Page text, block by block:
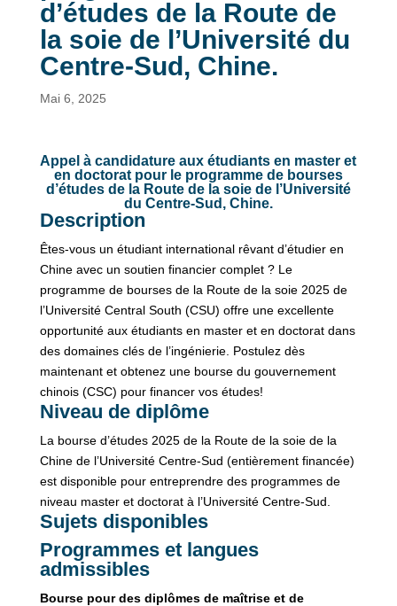
d’études de la Route de
la soie de l’Université du
Centre-Sud, Chine.
Mai 6, 2025
Appel à candidature aux étudiants en master et
en doctorat pour le programme de bourses
d’études de la Route de la soie de l’Université
du Centre-Sud, Chine.
Description
Êtes-vous un étudiant international rêvant d’étudier en
Chine avec un soutien financier complet ? Le
programme de bourses de la Route de la soie 2025 de
l’Université Central South (CSU) offre une excellente
opportunité aux étudiants en master et en doctorat dans
des domaines clés de l’ingénierie. Postulez dès
maintenant et obtenez une bourse du gouvernement
chinois (CSC) pour financer vos études!
Niveau de diplôme
La bourse d’études 2025 de la Route de la soie de la
Chine de l’Université Centre-Sud (entièrement financée)
est disponible pour entreprendre des programmes de
niveau master et doctorat à l’Université Centre-Sud.
Sujets disponibles
Programmes et langues
admissibles
Bourse pour des diplômes de maîtrise et de